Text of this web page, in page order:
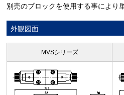
別売のブロックを使用する事により
外観図面
MVSシリーズ